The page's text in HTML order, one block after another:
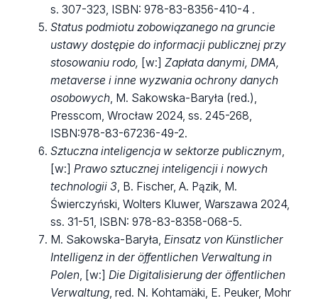
s. 307-323, ISBN: 978-83-8356-410-4 .
Status podmiotu zobowiązanego na gruncie
ustawy dostępie do informacji publicznej przy
stosowaniu rodo, [w:]Zapłata danymi, DMA,
metaverse i inne wyzwania ochrony danych
osobowych, M. Sakowska-Baryła (red.),
Presscom, Wrocław 2024, ss. 245-268,
ISBN:978-83-67236-49-2.
Sztuczna inteligencja w sektorze publicznym,
[w:]Prawo sztucznej inteligencji i nowych
technologii 3, B. Fischer, A. Pązik, M.
Świerczyński, Wolters Kluwer, Warszawa 2024,
ss. 31-51, ISBN: 978-83-8358-068-5.
M. Sakowska-Baryła,Einsatz von Künstlicher
Intelligenz in der öffentlichen Verwaltung in
Polen, [w:]Die Digitalisierung der öffentlichen
Verwaltung, red. N. Kohtamäki, E. Peuker, Mohr